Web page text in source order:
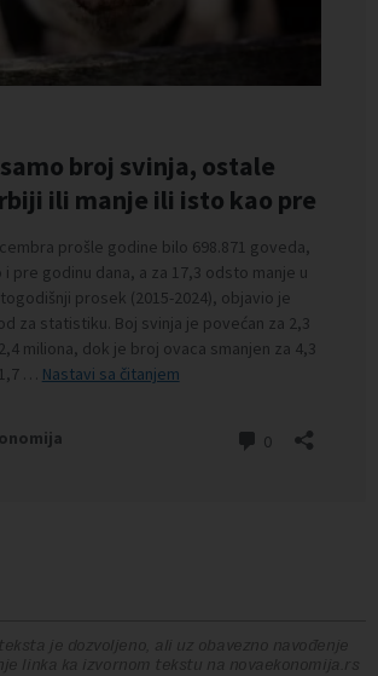
je dozvoljeno, ali uz obavezno navođenje
linka ka izvornom tekstu na novaekonomija.rs